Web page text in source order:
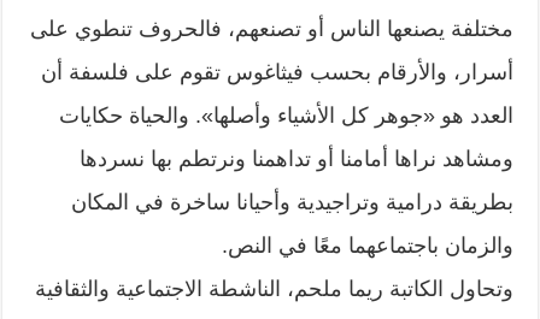
مختلفة يصنعها الناس أو تصنعهم، فالحروف تنطوي على
أسرار، والأرقام بحسب فيثاغوس تقوم على فلسفة أن
العدد هو «جوهر كل الأشياء وأصلها». والحياة حكايات
ومشاهد نراها أمامنا أو تداهمنا ونرتطم بها نسردها
بطريقة درامية وتراجيدية وأحيانا ساخرة في المكان
والزمان باجتماعهما معًا في النص.
وتحاول الكاتبة ريما ملحم، الناشطة الاجتماعية والثقافية